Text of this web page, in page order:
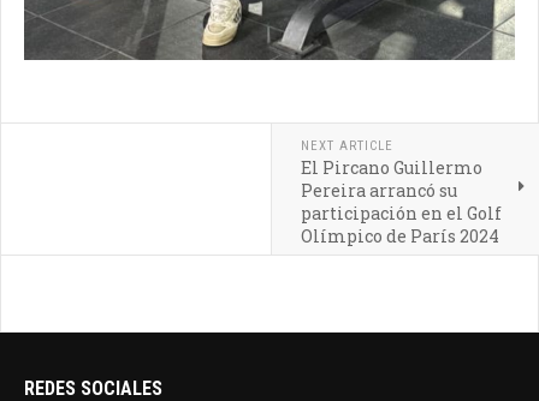
NEXT ARTICLE
El Pircano Guillermo
Pereira arrancó su
participación en el Golf
Olímpico de París 2024
REDES SOCIALES